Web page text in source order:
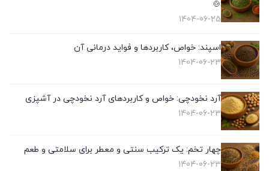
🍲
1404-06-25
اسپند: خواص، کاربردها و فواید درمانی آن
1404-06-23
آرد نخودچی: خواص و کاربردهای آرد نخودچی در آشپزی
1404-06-23
چهار تخم: یک ترکیب سنتی و معطر برای سلامتی و طعم
1404-06-23